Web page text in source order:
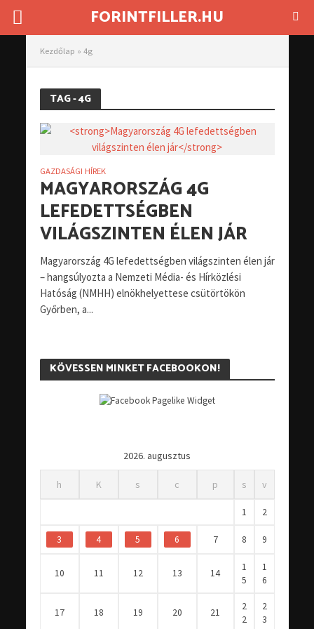
FORINTFILLER.HU
Kezdőlap » 4g
TAG - 4G
GAZDASÁGI HÍREK
MAGYARORSZÁG 4G
LEFEDETTSÉGBEN
VILÁGSZINTEN ÉLEN JÁR
Magyarország 4G lefedettségben világszinten élen jár
– hangsúlyozta a Nemzeti Média- és Hírközlési
Hatóság (NMHH) elnökhelyettese csütörtökön
Győrben, a...
KÖVESSEN MINKET FACEBOOKON!
2026. augusztus
h K s c p s v
1 2
3 4 5 6 7 8 9
10 11 12 13 14
1
5
1
6
17 18 19 20 21
2
2
2
3